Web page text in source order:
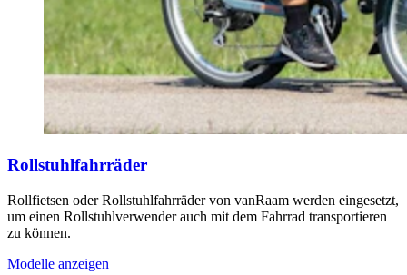
Rollstuhlfahrräder
Rollfietsen oder Rollstuhlfahrräder von vanRaam werden eingesetzt,
um einen Rollstuhlverwender auch mit dem Fahrrad transportieren
zu können.
Modelle anzeigen